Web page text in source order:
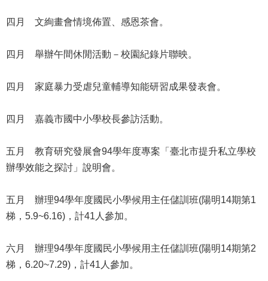
學
源
府
公
申
請
件
站
導
覽
四月 文絢畫會情境佈置、感恩茶會。
四月 舉辦午間休閒活動－校園紀錄片聯映。
四月 家庭暴力受虐兒童輔導知能研習成果發表會。
四月 嘉義市國中小學校長參訪活動。
五月 教育研究發展會94學年度專案「臺北市提升私立學校
辦學效能之探討」說明會。
五月 辦理94學年度國民小學候用主任儲訓班(陽明14期第1
梯，5.9~6.16)，計41人參加。
六月 辦理94學年度國民小學候用主任儲訓班(陽明14期第2
梯，6.20~7.29)，計41人參加。